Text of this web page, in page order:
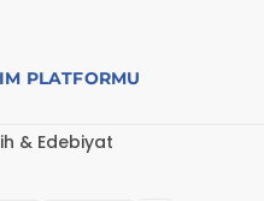
PLATFORMU
& Edebiyat